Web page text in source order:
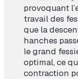
provoquant
travail des
que la
hanches
le grand
optimal, ce
contraction